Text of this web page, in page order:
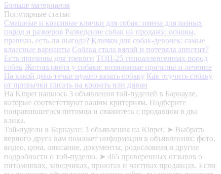
Больше материалов
Популярные статьи
Смешные и красивые клички для собак: имена для разных
пород и размеров Разведение собак на продажу: основы,
правила, есть ли выгода? Клички для собак-девочек: самые
классные варианты Собака стала вялой и потеряла аппетит?
Есть причины для тревоги ТОП-25 гипоаллергенных пород
собак Желтая рвота у собаки: возможные причины и лечение
На какой день течки нужно вязать собаку Как отучить собаку
от привычки писать на кровать или диван
На Kinpet нашлось 3 объявления той-пуделей в Барнауле,
которые соответствуют вашим критериям. Подберите
понравившегося питомца и свяжитесь с продавцом в два
клика.
Той-пудели в Барнауле: 3 объявления на Kinpet. ➤ Выбрать
верного друга вам поможет информация в объявлениях: фото,
видео, цена, описание, документы, родословная и другие
подробности о той-пуделю. ➤ 465 проверенных отзывов о
питомниках, заводчиках, приютах и частных продавцах. Если